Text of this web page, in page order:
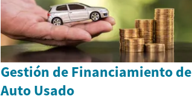
Gestión de Financiamiento de
Auto Usado